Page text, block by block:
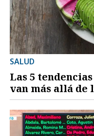
SALUD
Las 5
van más allá de